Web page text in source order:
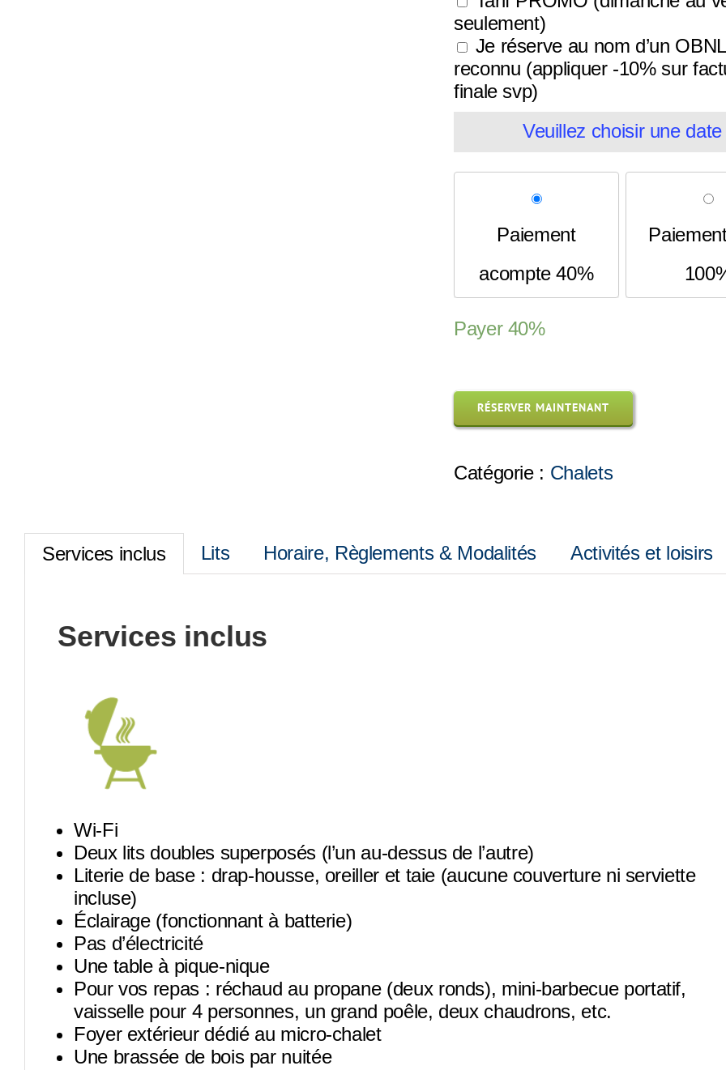
seulement)
Je réserve au nom d’un OBNL
reconnu (appliquer -10% sur
finale svp)
Veuillez choisir une date
Paiement
acompte 40%
Payer 40%
RÉSERVER MAINTENANT
Catégorie : Chalets
Services inclus Lits Horaire, Règlements & Modalités Activités et loisirs
Services inclus
Wi-Fi
Deux lits doubles superposés (l’un au-dessus de l’autre)
Literie de base : drap-housse, oreiller et taie (aucune couverture ni serviette
incluse)
Éclairage (fonctionnant à batterie)
Pas d’électricité
Une table à pique-nique
Pour vos repas : réchaud au propane (deux ronds), mini-barbecue portatif,
vaisselle pour 4 personnes, un grand poêle, deux chaudrons, etc.
Foyer extérieur dédié au micro-chalet
Une brassée de bois par nuitée